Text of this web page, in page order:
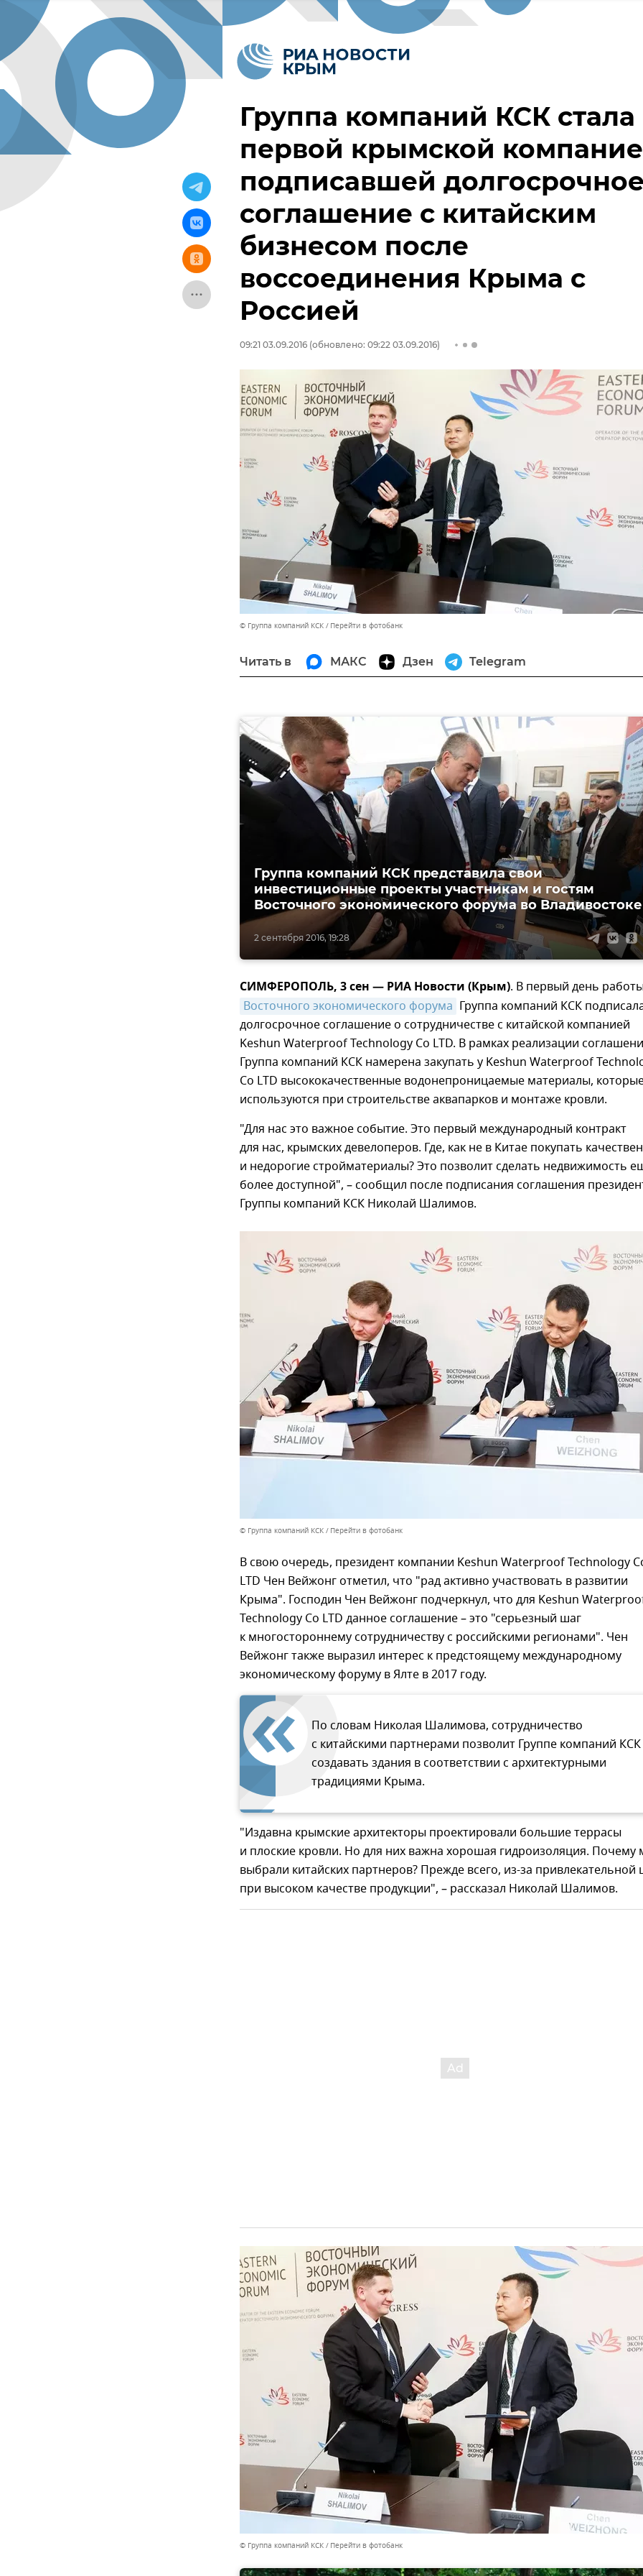
Группа компаний КСК стала
первой крымской
подписавшей
соглашение с китайским
бизнесом после
воссоединения Крыма с
Россией
09:21 03.09.2016 (обновлено: 09:22 03.09.2016)
© Группа компаний КСК Перейти в фотобанк
Читать в МАКС Дзен Telegram
2 сентября 2016, 19:28
Группа компаний КСК представила свои
инвестиционные проекты участникам и гостям
Восточного экономического форума во Владивостоке
СИМФЕРОПОЛЬ, 3 сен — РИА Новости (Крым). В первый день
Восточного экономического форума Группа компаний КСК
долгосрочное соглашение о сотрудничестве с китайской компанией
Keshun Waterproof Technology Co LTD. В рамках реализации
Группа компаний КСК намерена закупать у Keshun Waterproof
Co LTD высококачественные водонепроницаемые материалы,
используются при строительстве аквапарков и монтаже кровли.
"Для нас это важное событие. Это первый международный контракт
для нас, крымских девелоперов. Где, как не в Китае покупать
и недорогие стройматериалы? Это позволит сделать недвижимость
более доступной", – сообщил после подписания соглашения
Группы компаний КСК Николай Шалимов.
© Группа компаний КСК Перейти в фотобанк
В свою очередь, президент компании Keshun Waterproof Technology
LTD Чен Вейжонг отметил, что "рад активно участвовать в развитии
Крыма". Господин Чен Вейжонг подчеркнул, что для Keshun
Technology Co LTD данное соглашение – это "серьезный шаг
к многостороннему сотрудничеству с российскими регионами". Чен
Вейжонг также выразил интерес к предстоящему международному
экономическому форуму в Ялте в 2017 году.
По словам Николая Шалимова, сотрудничество
с китайскими партнерами позволит Группе компаний КСК
создавать здания в соответствии с архитектурными
традициями Крыма.
"Издавна крымские архитекторы проектировали большие террасы
и плоские кровли. Но для них важна хорошая гидроизоляция. Почему
выбрали китайских партнеров? Прежде всего, из-за привлекательной
при высоком качестве продукции", – рассказал Николай Шалимов.
© Группа компаний КСК Перейти в фотобанк